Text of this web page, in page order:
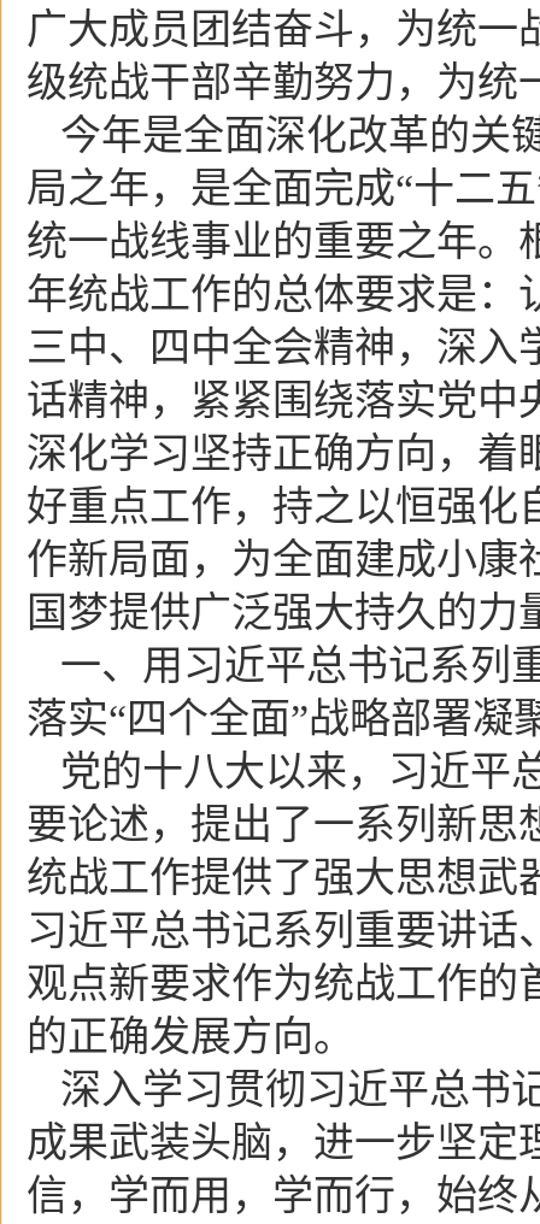
广大成员团结奋斗，为统一
级统战干部辛勤努力，为统
今年是全面深化改革的关
局之年，是全面完成“十二
统一战线事业的重要之年。
年统战工作的总体要求是：
三中、四中全会精神，深入
话精神，紧紧围绕落实党中
深化学习坚持正确方向，着
好重点工作，持之以恒强化
作新局面，为全面建成小康
国梦提供广泛强大持久的力
一、用习近平总书记系列
落实“四个全面”战略部署凝
党的十八大以来，习近平
要论述，提出了一系列新思
统战工作提供了强大思想武
习近平总书记系列重要讲
观点新要求作为统战工作的
的正确发展方向。
深入学习贯彻习近平总书
成果武装头脑，进一步坚定
信，学而用，学而行，始终